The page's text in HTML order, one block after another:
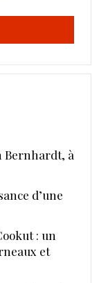
Bernhardt, à
d’une
: un
et